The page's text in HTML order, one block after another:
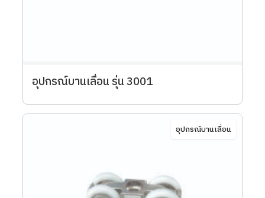
อุปกรณ์บานเลื่อน รุ่น 3001
อุปกรณ์บานเลื่อน